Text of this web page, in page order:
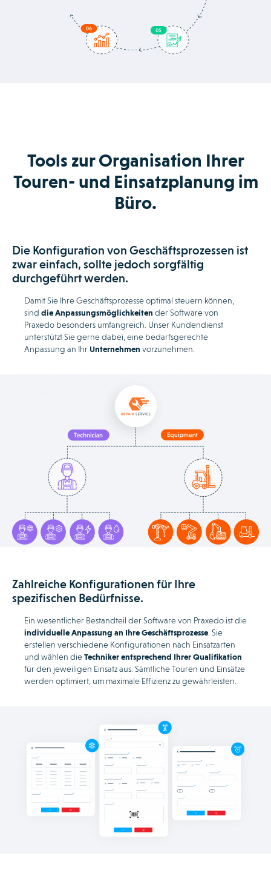
Tools zur Organisation Ihrer
Touren- und Einsatzplanung im
Büro.
Die Konfiguration von Geschäftsprozessen ist
zwar einfach, sollte jedoch sorgfältig
durchgeführt werden.
Damit Sie Ihre Geschäftsprozesse optimal steuern können,
sind die Anpassungsmöglichkeiten der Software von
Praxedo besonders umfangreich. Unser Kundendienst
unterstützt Sie gerne dabei, eine bedarfsgerechte
Anpassung an Ihr Unternehmen vorzunehmen.
Zahlreiche Konfigurationen für Ihre
spezifischen Bedürfnisse.
Ein wesentlicher Bestandteil der Software von Praxedo ist die
individuelle Anpassung an Ihre Geschäftsprozesse. Sie
erstellen verschiedene Konfigurationen nach Einsatzarten
und wählen dieTechniker entsprechend Ihrer Qualifikation
für den jeweiligen Einsatz aus. Sämtliche Touren und Einsätze
werden optimiert, um maximale Effizienz zu gewährleisten.